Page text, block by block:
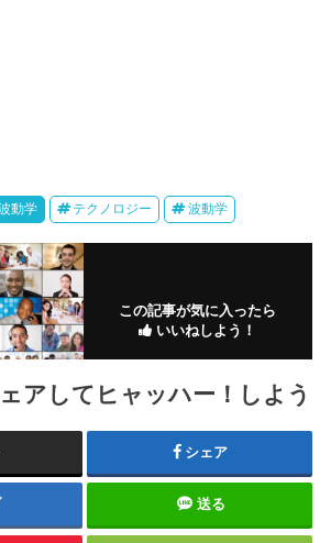
動学 テクノロジー 波動学
この記事が気に入ったら
いいねしよう！
アしてヒャッハー！しよう
シェア
送る